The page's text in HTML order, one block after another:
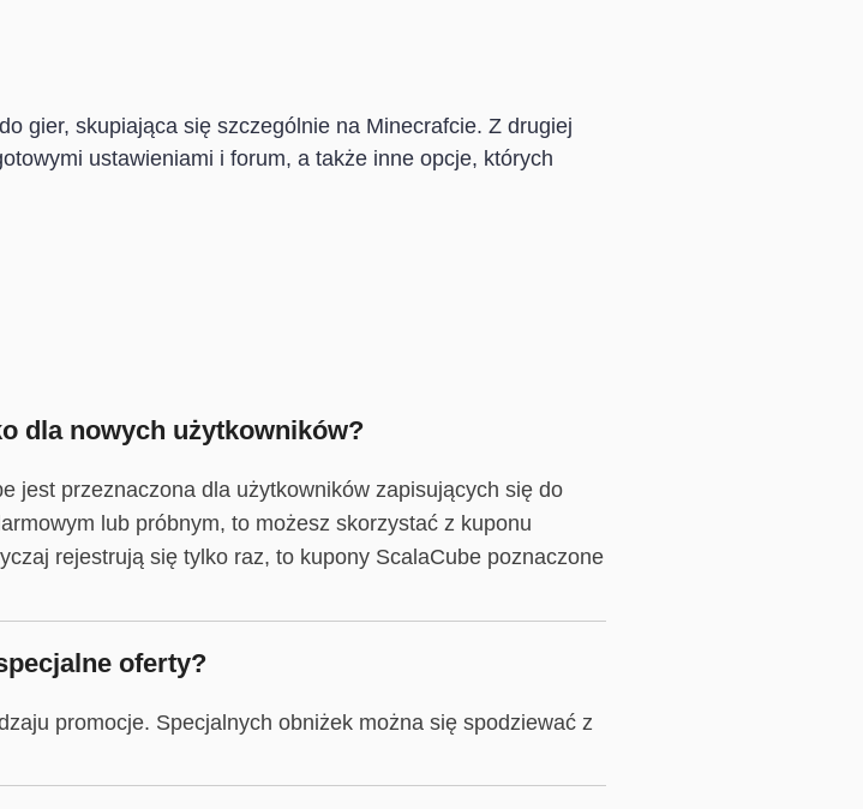
gier, skupiająca się szczególnie na Minecrafcie. Z drugiej
ustawieniami i forum, a także inne opcje, których
dla nowych użytkowników?
jest przeznaczona dla użytkowników zapisujących się do
lub próbnym, to możesz skorzystać z kuponu
rejestrują się tylko raz, to kupony ScalaCube poznaczone
oferty?
promocje. Specjalnych obniżek można się spodziewać z